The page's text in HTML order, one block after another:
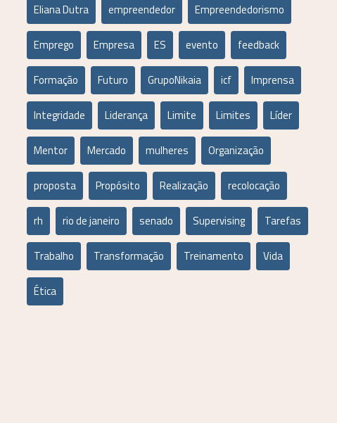
Eliana Dutra empreendedor Empreendedorismo
Emprego Empresa ES evento feedback
Formação Futuro GrupoNikaia icf Imprensa
Integridade Liderança Limite Limites Líder
Mentor Mercado mulheres Organização
proposta Propósito Realização recolocação
rh rio de janeiro senado Supervising Tarefas
Trabalho Transformação Treinamento Vida
Ética